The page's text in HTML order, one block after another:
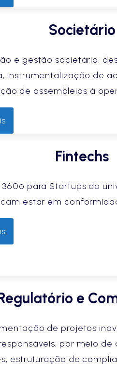
Societário
e gestão societária,
instrumentalização de
de assembleias à
Fintechs
360º para Startups do
estar em
e
de projetos
por meio de
estruturação de